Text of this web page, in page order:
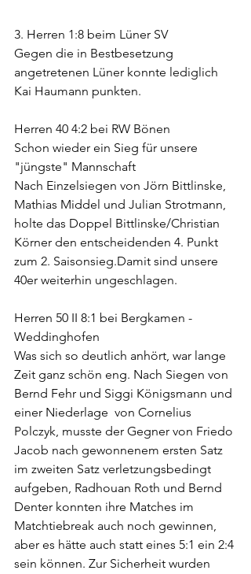
3. Herren 1:8 beim Lüner SV
Gegen die in Bestbesetzung
angetretenen Lüner konnte lediglich
Kai Haumann punkten.
Herren 40 4:2 bei RW Bönen
Schon wieder ein Sieg für unsere
"jüngste" Mannschaft
Nach Einzelsiegen von Jörn Bittlinske,
Mathias Middel und Julian Strotmann,
holte das Doppel Bittlinske/Christian
Körner den entscheidenden 4. Punkt
zum 2. Saisonsieg.Damit sind unsere
40er weiterhin ungeschlagen.
Herren 50 II 8:1 bei Bergkamen -
Weddinghofen
Was sich so deutlich anhört, war lange
Zeit ganz schön eng. Nach Siegen von
Bernd Fehr und Siggi Königsmann und
einer Niederlage  von Cornelius
Polczyk, musste der Gegner von Friedo
Jacob nach gewonnenem ersten Satz
im zweiten Satz verletzungsbedingt
aufgeben, Radhouan Roth und Bernd
Denter konnten ihre Matches im
Matchtiebreak auch noch gewinnen,
aber es hätte auch statt eines 5:1 ein 2:4
sein können. Zur Sicherheit wurden